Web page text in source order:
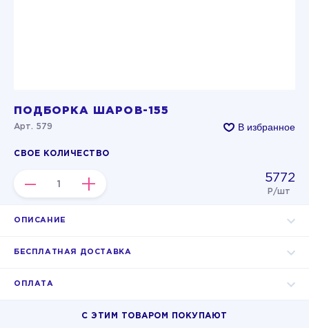
ПОДБОРКА ШАРОВ-155
Арт. 579 В избранное
СВОЕ КОЛИЧЕСТВО
– + 5772
Р/шт
ОПИСАНИЕ
БЕСПЛАТНАЯ ДОСТАВКА
ОПЛАТА
С ЭТИМ ТОВАРОМ ПОКУПАЮТ